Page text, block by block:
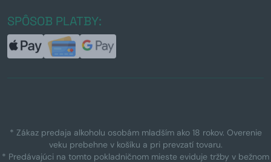
SPÔSOB PLATBY:
* Zákaz predaja alkoholu osobám mladším ako 18 rokov. Overenie
veku prebehne v košíku a pri prevzatí tovaru.
* Predávajúci na tomto pokladničnom mieste eviduje tržby v bežnom